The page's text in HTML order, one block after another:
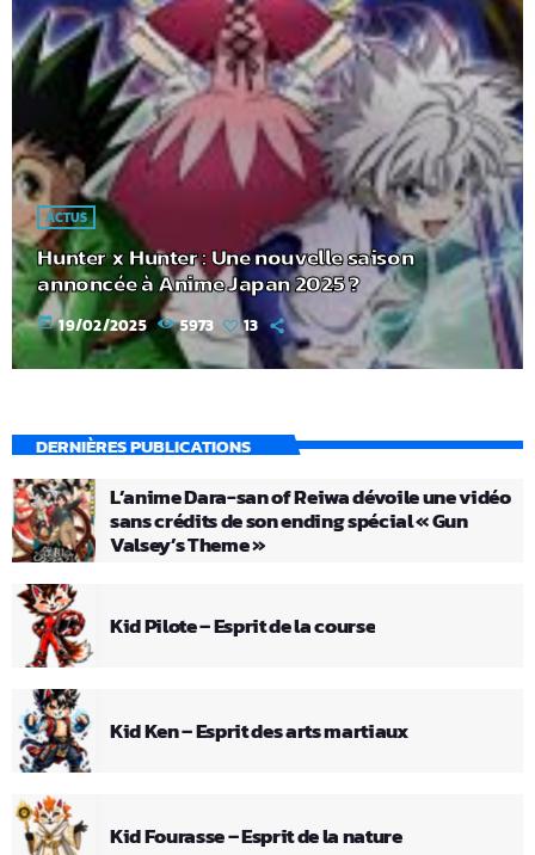
ACTUS
Hunter x Hunter : Une nouvelle saison
annoncée à Anime Japan 2025 ?
today 19/02/2025 5973 13
DERNIÈRES PUBLICATIONS
L’anime Dara-san of Reiwa dévoile une vidéo
sans crédits de son ending spécial « Gun
Valsey’s Theme »
Kid Pilote – Esprit de la course
Kid Ken – Esprit des arts martiaux
Kid Fourasse – Esprit de la nature